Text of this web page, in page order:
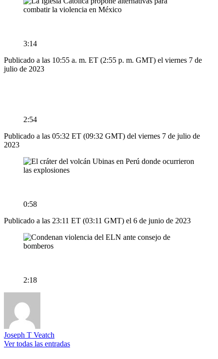
3:14
Publicado a las 10:55 a. m. ET (2:55 p. m. GMT) el viernes 7 de
julio de 2023
2:54
Publicado a las 05:32 ET (09:32 GMT) del viernes 7 de julio de
2023
0:58
Publicado a las 23:11 ET (03:11 GMT) el 6 de junio de 2023
2:18
Joseph T Veatch
Ver todas las entradas